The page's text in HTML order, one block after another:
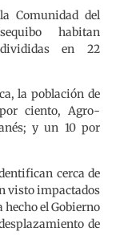
Comunidad del
habitan
divididas en 22
la población de
ciento, Agro-
y un 10 por
cerca de
visto impactados
el Gobierno
de